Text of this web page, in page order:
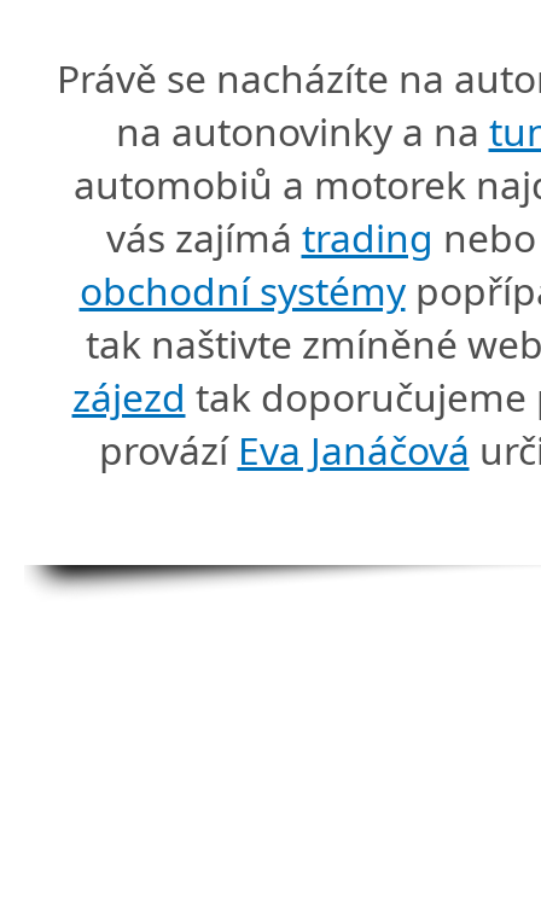
Právě se nacházíte na
na autonovinky a na
automobiů a motorek
vás zajímá trading
obchodní systémy
tak naštivte zmíněné
zájezd tak doporučujeme
provází Eva Janáčová